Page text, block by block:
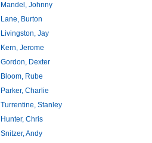
Mandel, Johnny
Lane, Burton
Livingston, Jay
Kern, Jerome
Gordon, Dexter
Bloom, Rube
Parker, Charlie
Turrentine, Stanley
Hunter, Chris
Snitzer, Andy